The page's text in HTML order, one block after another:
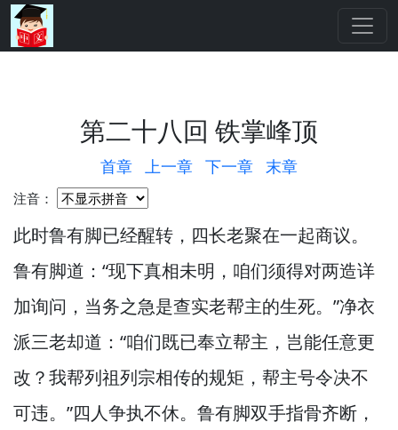
第二十八回 铁掌峰顶
首章 上一章 下一章 末章
注音：
此时鲁有脚已经醒转， 四长老聚在一起商议。
鲁有脚道：“现下真相未明， 咱们须得对两造详
加询问， 当务之急是查实老帮主的生死。”净衣
派三老却道：“咱们既已奉立帮主， 岂能任意更
改？我帮列祖列宗相传的规矩， 帮主号令决不
可违。”四人争执不休。 鲁有脚双手指骨齐断，